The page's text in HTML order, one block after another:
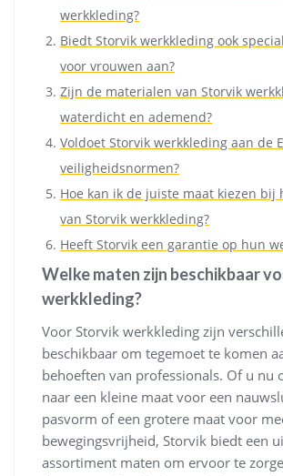
werkkleding?
Biedt Storvik werkkleding ook
voor vrouwen aan?
Zijn de materialen van Storvik
waterdicht en ademend?
Voldoet Storvik werkkleding aan de
veiligheidsnormen?
Hoe kan ik de juiste maat kiezen bij
van Storvik werkkleding?
Heeft Storvik een garantie op hun
Welke maten zijn beschikbaar
werkkleding?
Voor Storvik werkkleding zijn
beschikbaar om tegemoet te komen
behoeften van professionals. Of u nu
naar een kleine maat voor een
pasvorm of een grotere maat voor
bewegingsvrijheid, Storvik biedt een
assortiment maten om ervoor te